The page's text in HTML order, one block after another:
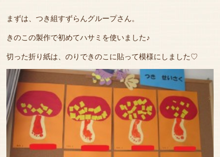
まずは、つき組すずらんグループさん。
きのこの製作で初めてハサミを使いました♪
切った折り紙は、のりできのこに貼って模様にしました♡